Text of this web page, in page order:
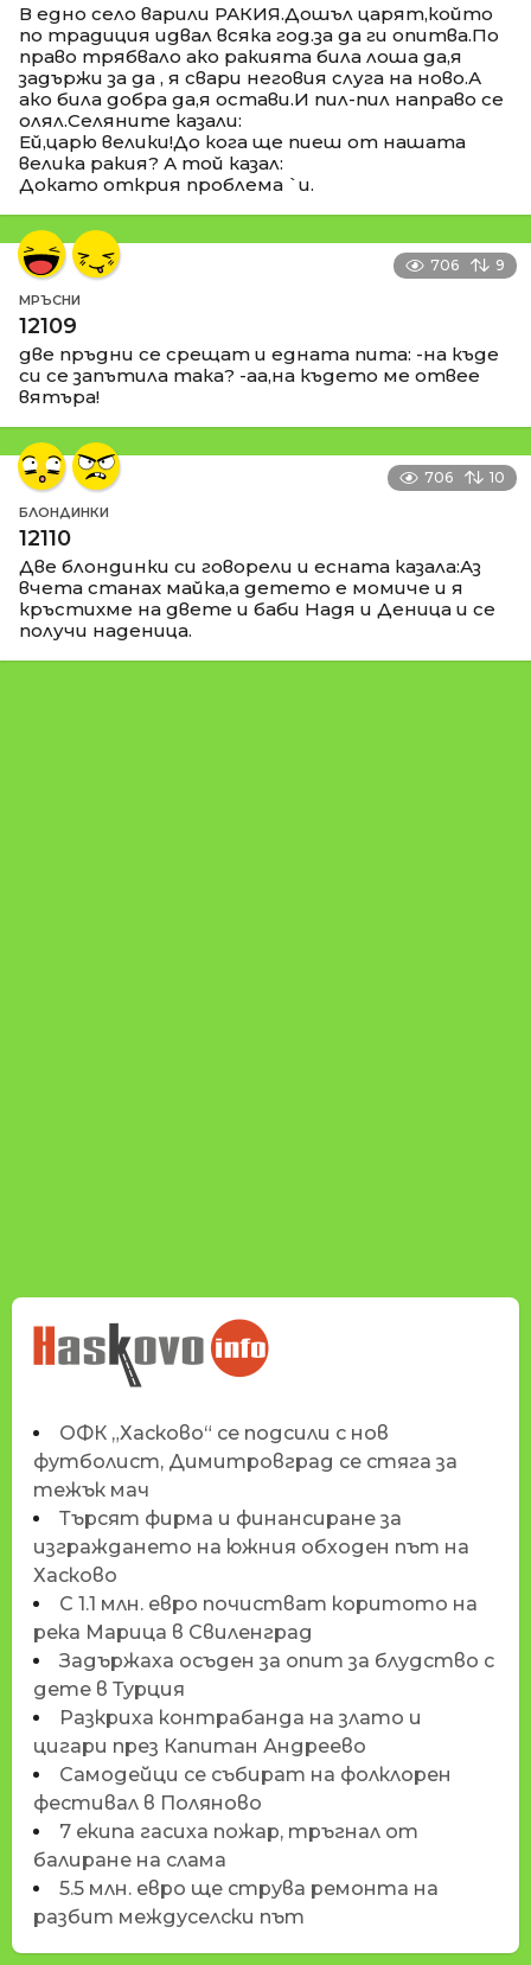
В едно село варили РАКИЯ.Дошъл царят,който
по традиция идвал всяка год.за да ги опитва.По
право трябвало ако ракията била лоша да,я
задържи за да , я свари неговия слуга на ново.А
ако била добра да,я остави.И пил-пил направо се
олял.Селяните казали:
Ей,царю велики!До кога ще пиеш от нашата
велика ракия? А той казал:
Докато открия проблема `и.
706 9
МРЪСНИ
12109
две пръдни се срещат и едната пита: -на къде
си се запътила така? -аа,на където ме отвее
вятъра!
706 10
БЛОНДИНКИ
12110
Две блондинки си говорели и есната казала:Аз
вчета станах майка,а детето е момиче и я
кръстихме на двете и баби Надя и Деница и се
получи наденица.
НОВИНИТЕ НА
HASKOVO.INFO
ОФК „Хасково“ се подсили с нов
футболист, Димитровград се стяга за
тежък мач
Търсят фирма и финансиране за
изграждането на южния обходен път на
Хасково
С 1.1 млн. евро почистват коритото на
река Марица в Свиленград
Задържаха осъден за опит за блудство с
дете в Турция
Разкриха контрабанда на злато и
цигари през Капитан Андреево
Самодейци се събират на фолклорен
фестивал в Поляново
7 екипа гасиха пожар, тръгнал от
балиране на слама
5.5 млн. евро ще струва ремонта на
разбит междуселски път